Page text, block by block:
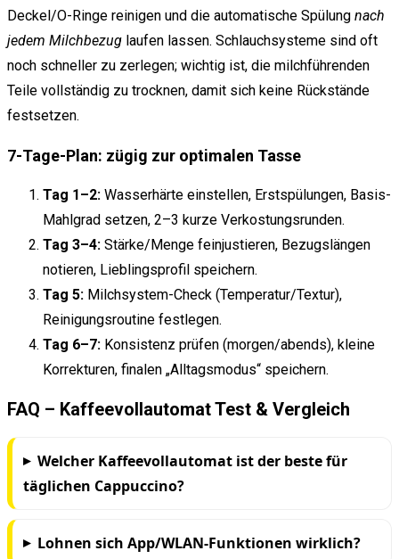
Deckel/O-Ringe reinigen und die automatische Spülung nach
jedem Milchbezug laufen lassen. Schlauchsysteme sind oft
noch schneller zu zerlegen; wichtig ist, die milchführenden
Teile vollständig zu trocknen, damit sich keine Rückstände
festsetzen.
7-Tage-Plan: zügig zur optimalen Tasse
Tag 1–2: Wasserhärte einstellen, Erstspülungen, Basis-
Mahlgrad setzen, 2–3 kurze Verkostungsrunden.
Tag 3–4: Stärke/Menge feinjustieren, Bezugslängen
notieren, Lieblingsprofil speichern.
Tag 5: Milchsystem-Check (Temperatur/Textur),
Reinigungsroutine festlegen.
Tag 6–7: Konsistenz prüfen (morgen/abends), kleine
Korrekturen, finalen „Alltagsmodus“ speichern.
FAQ – Kaffeevollautomat Test & Vergleich
Welcher Kaffeevollautomat ist der beste für
täglichen Cappuccino?
Lohnen sich App/WLAN-Funktionen wirklich?